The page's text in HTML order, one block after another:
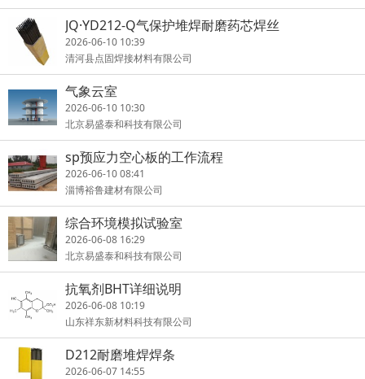
JQ·YD212-Q气保护堆焊耐磨药芯焊丝
2026-06-10 10:39
清河县点固焊接材料有限公司
气象云室
2026-06-10 10:30
北京易盛泰和科技有限公司
sp预应力空心板的工作流程
2026-06-10 08:41
淄博裕鲁建材有限公司
综合环境模拟试验室
2026-06-08 16:29
北京易盛泰和科技有限公司
抗氧剂BHT详细说明
2026-06-08 10:19
山东祥东新材料科技有限公司
D212耐磨堆焊焊条
2026-06-07 14:55